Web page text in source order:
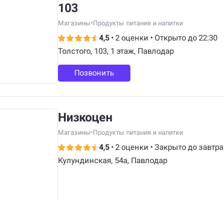
103
Магазины•Продукты питания и напитки
4,5 • 2 оценки • Открыто до 22:30
Толстого, 103, 1 этаж, Павлодар
Позвонить
Низкоцен
Магазины•Продукты питания и напитки
4,5 • 2 оценки • Закрыто до завтра
Кулундинская, 54а, Павлодар